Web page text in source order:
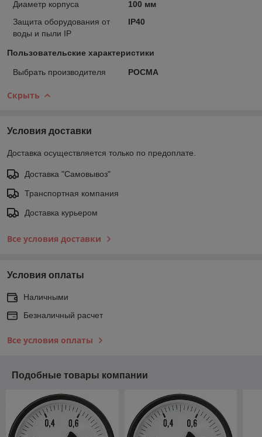
Диаметр корпуса
100 мм
Защита оборудования от
воды и пыли IP
IP40
Пользовательские характеристики
Выбрать производителя РОСМА
Скрыть
Условия доставки
Доставка осуществляется только по предоплате.
Доставка "Самовывоз"
Транспортная компания
Доставка курьером
Все условия доставки
Условия оплаты
Наличными
Безналичный расчет
Все условия оплаты
Подобные товары компании